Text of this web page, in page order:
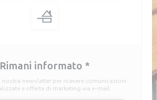
Rimani informato *
newsletter per ricevere comunicazioni
e offerte di marketing via e-mail.